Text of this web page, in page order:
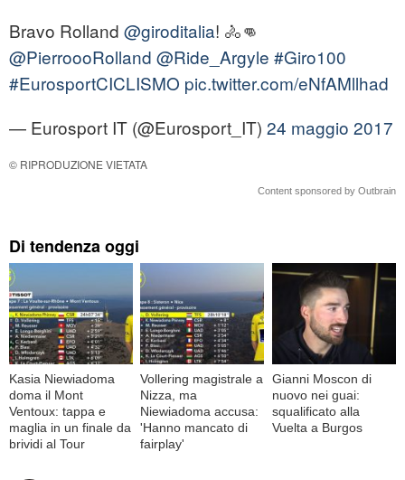
Bravo Rolland @giroditalia! 🚴👊
@PierroooRolland @Ride_Argyle #Giro100
#EurosportCICLISMO pic.twitter.com/eNfAMllhad
— Eurosport IT (@Eurosport_IT) 24 maggio 2017
© RIPRODUZIONE VIETATA
Content sponsored by Outbrain
Di tendenza oggi
Kasia Niewiadoma
doma il Mont
Ventoux: tappa e
maglia in un finale da
brividi al Tour
Vollering magistrale a
Nizza, ma
Niewiadoma accusa:
'Hanno mancato di
fairplay'
Gianni Moscon di
nuovo nei guai:
squalificato alla
Vuelta a Burgos